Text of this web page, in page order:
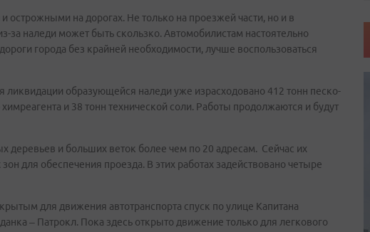
на дорогах. Не только на проезжей части, но и в
за наледи может быть скользко. Автомобилистам настоятельно
города без крайней необходимости, лучше воспользоваться
ликвидации образующейся наледи уже израсходовано 412 тонн песко-
и 38 тонн технической соли. Работы продолжаются и будут
деревьев и больших веток более чем по 20 адресам. Сейчас их
для обеспечения проезда. В этих работах задействовано четыре
для движения автотранспорта спуск по улице Капитана
– Патрокл. Пока здесь открыто движение только для легкового